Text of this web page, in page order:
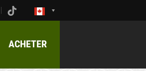
ACHETER